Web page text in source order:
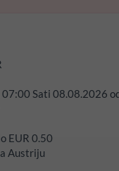
07:00 Sati 08.08.2026
EUR 0.50
Austriju